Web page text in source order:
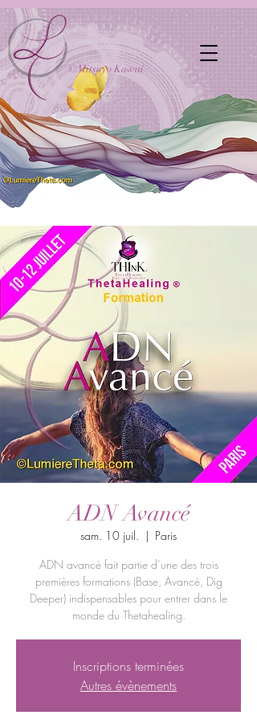
©Mitsuyo Kawai
ADN Avancé
sam. 10 juil.
  |
Paris
ADN avancé fait partie d’une des trois
premières formations (Base, Avancé, Dig
Deeper) indispensables pour entrer dans le
monde du Thetahealing.
Inscriptions terminées
Autres évènements